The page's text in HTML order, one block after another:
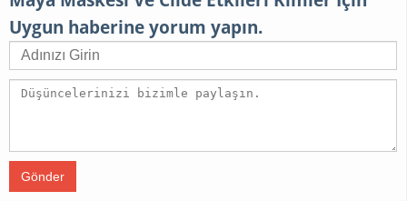
Uygun haberine yorum yapın.
Gönder